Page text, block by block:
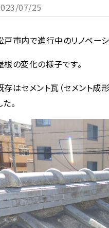
07/25
戸市内で進行中のリノベーシ
根の変化の様子です。
存はセメント瓦（セメント
た。